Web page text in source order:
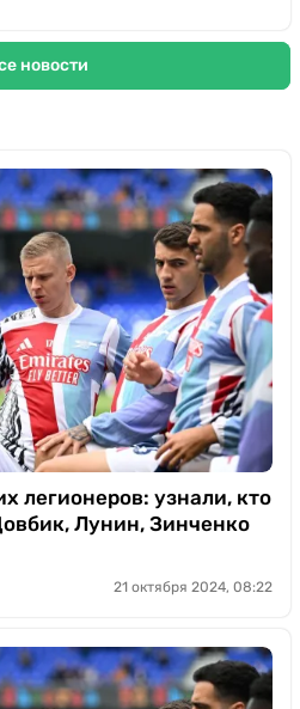
новости
легионеров: узнали, кто
Лунин, Зинченко
21 октября 2024, 08:22